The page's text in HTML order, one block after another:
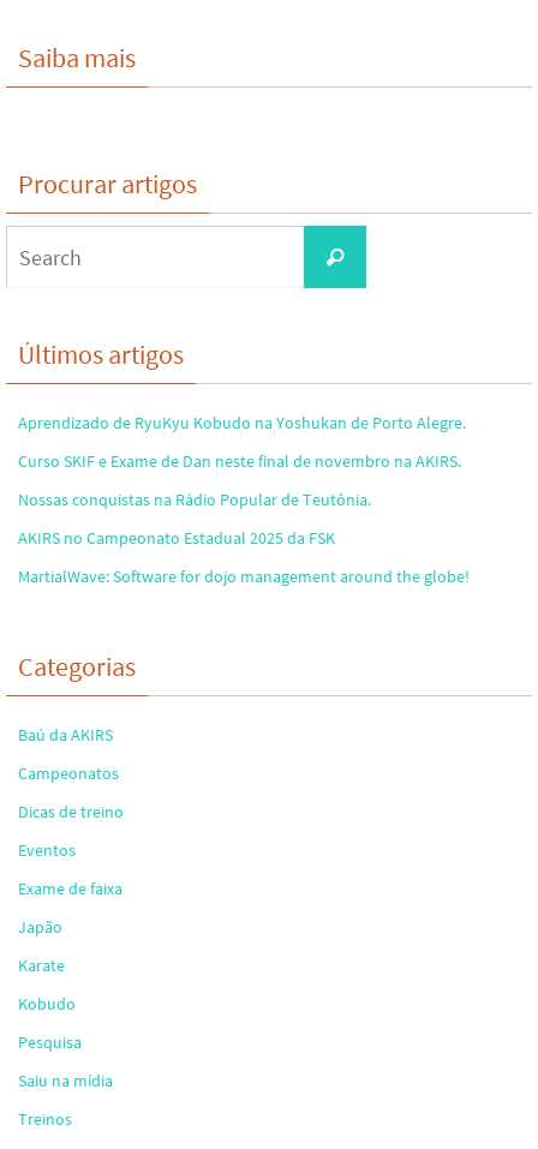
Saiba mais
Procurar artigos
Search
Últimos artigos
Aprendizado de RyuKyu Kobudo na Yoshukan de Porto Alegre.
Curso SKIF e Exame de Dan neste final de novembro na AKIRS.
Nossas conquistas na Rádio Popular de Teutônia.
AKIRS no Campeonato Estadual 2025 da FSK
MartialWave: Software for dojo management around the globe!
Categorias
Baú da AKIRS
Campeonatos
Dicas de treino
Eventos
Exame de faixa
Japão
Karate
Kobudo
Pesquisa
Saiu na mídia
Treinos